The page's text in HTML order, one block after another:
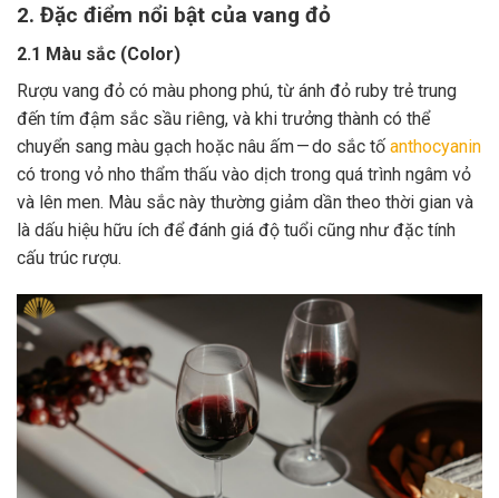
2. Đặc điểm nổi bật của vang đỏ
2.1 Màu sắc (Color)
Rượu vang đỏ có màu phong phú, từ ánh đỏ ruby trẻ trung
đến tím đậm sắc sầu riêng, và khi trưởng thành có thể
chuyển sang màu gạch hoặc nâu ấm — do sắc tố anthocyanin
có trong vỏ nho thẩm thấu vào dịch trong quá trình ngâm vỏ
và lên men. Màu sắc này thường giảm dần theo thời gian và
là dấu hiệu hữu ích để đánh giá độ tuổi cũng như đặc tính
cấu trúc rượu.